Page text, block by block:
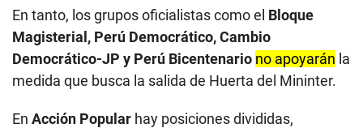
En tanto, los grupos oficialistas como el Bloque
Magisterial, Perú Democrático, Cambio
Democrático-JP y Perú Bicentenario no apoyarán la
medida que busca la salida de Huerta del Mininter.
En Acción Popular hay posiciones divididas,